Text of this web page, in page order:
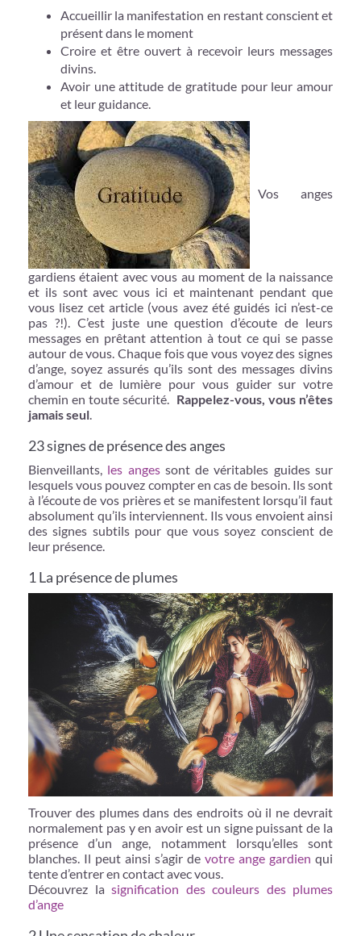
Accueillir la manifestation en restant conscient et
présent dans le moment
Croire et être ouvert à recevoir leurs messages
divins.
Avoir une attitude de gratitude pour leur amour
et leur guidance.
Vos anges
gardiens étaient avec vous au moment de la naissance
et ils sont avec vous ici et maintenant pendant que
vous lisez cet article (vous avez été guidés ici n’est-ce
pas ?!). C’est juste une question d’écoute de leurs
messages en prêtant attention à tout ce qui se passe
autour de vous. Chaque fois que vous voyez des signes
d’ange, soyez assurés qu’ils sont des messages divins
d’amour et de lumière pour vous guider sur votre
chemin en toute sécurité. Rappelez-vous, vous n’êtes
jamais seul.
23 signes de présence des anges
Bienveillants, les angessont de véritables guides sur
lesquels vous pouvez compter en cas de besoin. Ils sont
à l’écoute de vos prières et se manifestent lorsqu’il faut
absolument qu’ils interviennent. Ils vous envoient ainsi
des signes subtils pour que vous soyez conscient de
leur présence.
1 La présence de plumes
Trouver des plumes dans des endroits où il ne devrait
normalement pas y en avoir est un signe puissant de la
présence d’un ange, notamment lorsqu’elles sont
blanches. Il peut ainsi s’agir de votre ange gardien qui
tente d’entrer en contact avec vous.
Découvrez la signification des couleurs des plumes
d’ange